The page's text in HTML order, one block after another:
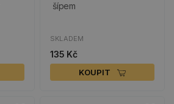
šípem
SKLADEM
135 Kč
KOUPIT